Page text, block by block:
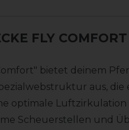
FLY COMFORT
bietet deinem
aus,
optimale
Scheuerstellen und